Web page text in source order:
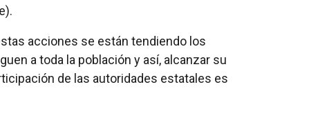
acciones se están tendiendo los
a toda la población y así, alcanzar su
de las autoridades estatales es